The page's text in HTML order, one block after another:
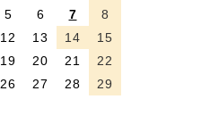
5 6 7
8
12 13 14
15
19 20 21
22
26 27 28
29